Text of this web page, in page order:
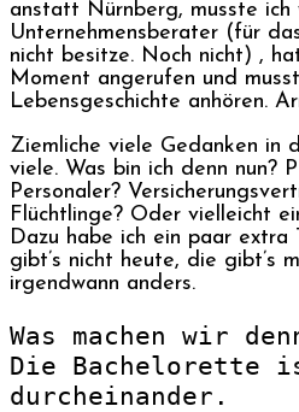
anstatt Nürnberg, musste ich
Unternehmensberater (für
nicht besitze. Noch nicht) ,
Moment angerufen und
Lebensgeschichte anhören.
Ziemliche viele Gedanken in
viele. Was bin ich denn nun?
Personaler?
Flüchtlinge? Oder vielleicht
Dazu habe ich ein paar
gibt’s nicht heute, die gibt’s
irgendwann anders.
Was machen wir
Die Bachelorette
durcheinander.